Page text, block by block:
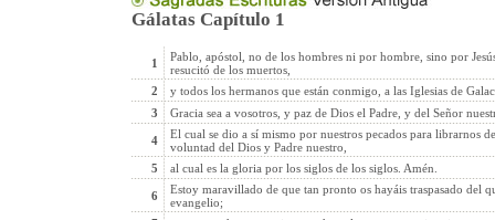
Gálatas Capítulo 1
1
Pablo, apóstol, no de los hombres ni por hombre, sino por
resucitó de los muertos,
2
y todos los hermanos que están conmigo, a las Iglesias de
3
Gracia sea a vosotros, y paz de Dios el Padre, y del Señor
4
El cual se dio a sí mismo por nuestros pecados para librarnos
voluntad del Dios y Padre nuestro,
5
al cual es la gloria por los siglos de los siglos. Amén.
6
Estoy maravillado de que tan pronto os hayáis traspasado del
evangelio;